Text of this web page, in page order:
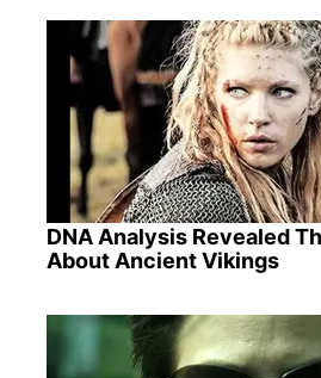
DNA Analysis Revealed
About Ancient Vikings